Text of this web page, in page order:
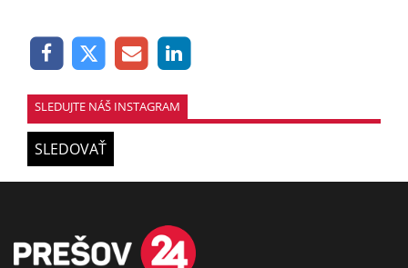
SLEDUJTE NÁŠ INSTAGRAM
SLEDOVAŤ